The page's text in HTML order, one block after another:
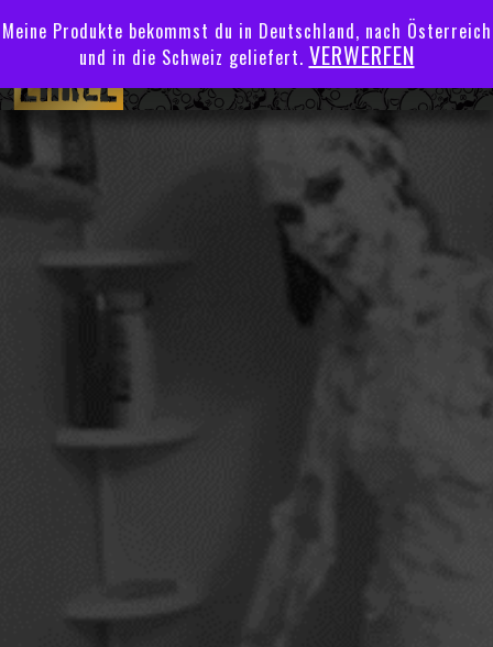
Meine Produkte bekommst du in Deutschland, nach Österreich
und in die Schweiz geliefert. VERWERFEN